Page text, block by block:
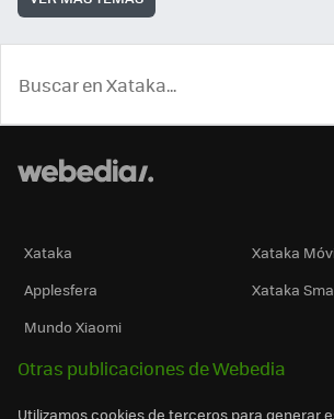
Xataka
Xataka
Applesfera
Xataka
Mundo Xiaomi
Otras publicaciones de Webedia
Utilizamos cookies de terceros para generar